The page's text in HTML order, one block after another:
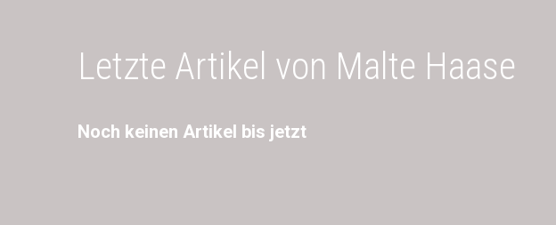
Letzte Artikel von Malte Haase
Noch keinen Artikel bis jetzt